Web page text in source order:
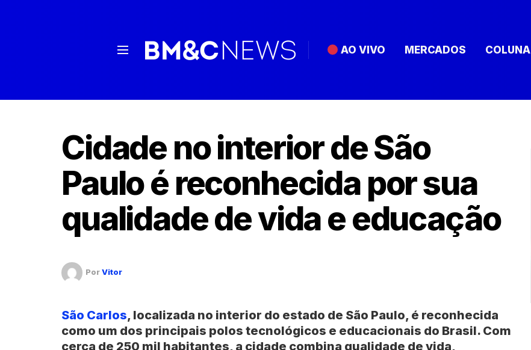
AO VIVO MERCADOS COLUNA
Cidade no interior de São
Paulo é reconhecida por sua
qualidade de vida e educação
PorVitor
São Carlos, localizada no interior do estado de São Paulo, é reconhecida
como um dos principais polos tecnológicos e educacionais do Brasil. Com
cerca de 250 mil habitantes, a cidade combina qualidade de vida,